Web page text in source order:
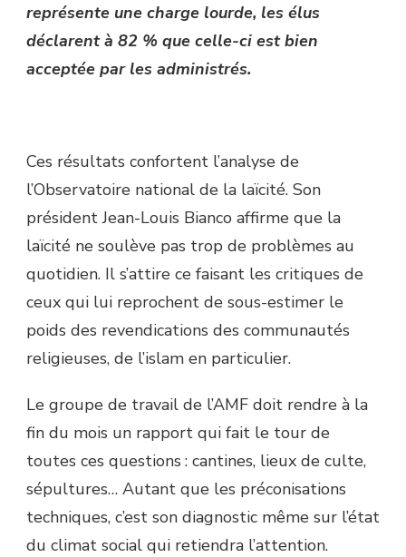
représente une charge lourde, les élus
déclarent à 82 % que celle-ci est bien
acceptée par les administrés.
Ces résultats confortent l’analyse de
l’Observatoire national de la laïcité. Son
président Jean-Louis Bianco affirme que la
laïcité ne soulève pas trop de problèmes au
quotidien. Il s’attire ce faisant les critiques de
ceux qui lui reprochent de sous-estimer le
poids des revendications des communautés
religieuses, de l’islam en particulier.
Le groupe de travail de l’AMF doit rendre à la
fin du mois un rapport qui fait le tour de
toutes ces questions : cantines, lieux de culte,
sépultures… Autant que les préconisations
techniques, c’est son diagnostic même sur l’état
du climat social qui retiendra l’attention.